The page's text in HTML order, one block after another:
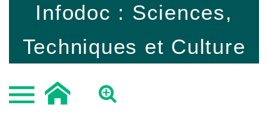
Infodoc : Sciences,
Techniques et Culture